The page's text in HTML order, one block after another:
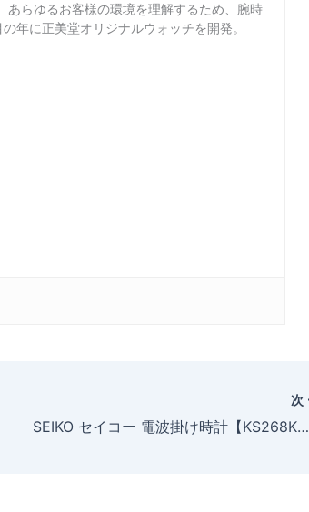
あらゆるお客様の環境を理解するため、腕時
年に正美堂オリジナルウォッチを開発。
次
SEIKO セイコー 電波掛け時計【KS268K】をお買い上げいただきました、みのる兄貴(70～80歳)様からの声